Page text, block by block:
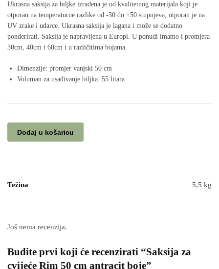
Ukrasna saksija za biljke izrađena je od kvalitetnog materijala koji je
otporan na temperaturne razlike od -30 do +50 stupnjeva, otporan je na
UV zrake i udarce. Ukrasna saksija je lagana i može se dodatno
ponderirati. Saksija je napravljena u Europi. U ponudi imamo i promjera
30cm, 40cm i 60cm i u različitima bojama.
Dimenzije: promjer vanjski 50 cm
Voluman za usađivanje biljka: 55 litara
Dodaj u košaricu
Težina 5,5 kg
Još nema recenzija.
Budite prvi koji će recenzirati “Saksija za
cvijeće Rim 50 cm antracit boje”